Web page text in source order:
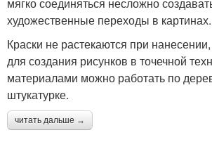
художественные переходы в картинах.
Краски не растекаются при
для создания рисунков в точечной
материалами можно работать по
штукатурке.
читать дальше →